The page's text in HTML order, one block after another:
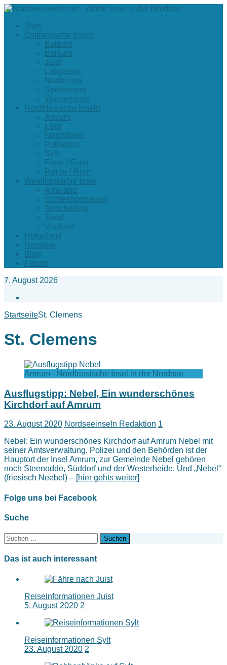
Start
Ostfriesische Inseln
Baltrum
Borkum
Juist
Langeoog
Norderney
Spiekeroog
Wangerooge
Nordfriesische Inseln
Amrum
Föhr
Nordstrand
Pellworm
Sylt
Fanø / Fanö
Rømø / Röm
Westfriesische Insel
Ameland
Schiermonnikoog
Terschelling
Texel
Vlieland
Helgoland
Nordsee
Blog
Forum
7. August 2026
StartseiteSt. Clemens
St. Clemens
Amrum - Nordfriesische Insel in der Nordsee
Ausflugstipp: Nebel, Ein wunderschönes
Kirchdorf auf Amrum
23. August 2020 Nordseeinseln Redaktion 1
Nebel: Ein wunderschönes Kirchdorf auf Amrum Nebel mit
seiner Amtsverwaltung, Polizei und den Behörden ist der
Hauptort der Insel Amrum, zur Gemeinde Nebel gehören
noch Steenodde, Süddorf und der Westerheide. Und „Nebel“
(friesisch Neebel) – [hier gehts weiter]
Folge uns bei Facebook
Suche
Suchen
nach:
Das ist auch interessant
Reiseinformationen Juist
5. August 2020 2
Reiseinformationen Sylt
23. August 2020 2